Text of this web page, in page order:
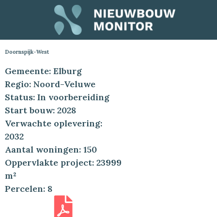
Doornspijk-West
Gemeente: Elburg
Regio: Noord-Veluwe
Status: In voorbereiding
Start bouw: 2028
Verwachte oplevering:
2032
Aantal woningen: 150
Oppervlakte project: 23999
m²
Percelen: 8